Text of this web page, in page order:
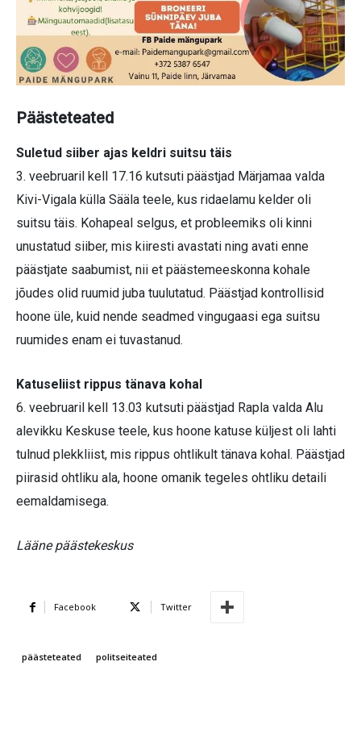
Päästeteated
Suletud siiber ajas keldri suitsu täis
3. veebruaril kell 17.16 kutsuti päästjad Märjamaa valda
Kivi-Vigala külla Sääla teele, kus ridaelamu kelder oli
suitsu täis. Kohapeal selgus, et probleemiks oli kinni
unustatud siiber, mis kiiresti avastati ning avati enne
päästjate saabumist, nii et päästemeeskonna kohale
jõudes olid ruumid juba tuulutatud. Päästjad kontrollisid
hoone üle, kuid nende seadmed vingugaasi ega suitsu
ruumides enam ei tuvastanud.
Katuseliist rippus tänava kohal
6. veebruaril kell 13.03 kutsuti päästjad Rapla valda Alu
alevikku Keskuse teele, kus hoone katuse küljest oli lahti
tulnud plekkliist, mis rippus ohtlikult tänava kohal. Päästjad
piirasid ohtliku ala, hoone omanik tegeles ohtliku detaili
eemaldamisega.
Lääne päästekeskus
Facebook Twitter
päästeteated politseiteated